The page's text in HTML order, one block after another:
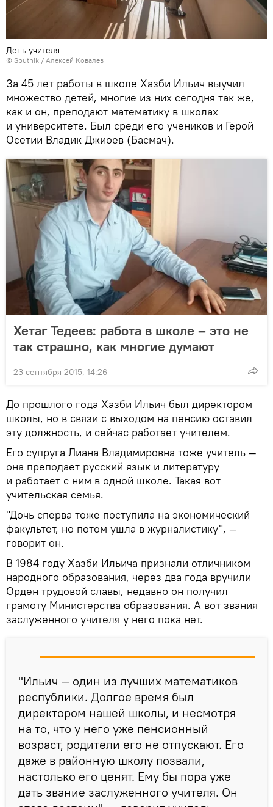
День учителя
© Sputnik / Алексей Ковалев
За 45 лет работы в школе Хазби Ильич выучил
множество детей, многие из них сегодня так же,
как и он, преподают математику в школах
и университете. Был среди его учеников и Герой
Осетии Владик Джиоев (Басмач).
Хетаг Тедеев: работа в школе – это не
так страшно, как многие думают
23 сентября 2015, 14:26
До прошлого года Хазби Ильич был директором
школы, но в связи с выходом на пенсию оставил
эту должность, и сейчас работает учителем.
Его супруга Лиана Владимировна тоже учитель —
она преподает русский язык и литературу
и работает с ним в одной школе. Такая вот
учительская семья.
"Дочь сперва тоже поступила на экономический
факультет, но потом ушла в журналистику", —
говорит он.
В 1984 году Хазби Ильича признали отличником
народного образования, через два года вручили
Орден трудовой славы, недавно он получил
грамоту Министерства образования. А вот звания
заслуженного учителя у него пока нет.
"Ильич — один из лучших математиков
республики. Долгое время был
директором нашей школы, и несмотря
на то, что у него уже пенсионный
возраст, родители его не отпускают. Его
даже в районную школу позвали,
настолько его ценят. Ему бы пора уже
дать звание заслуженного учителя. Он